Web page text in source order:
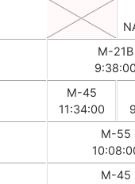
M-21B
M-45
11:34:00
M-55
M-45